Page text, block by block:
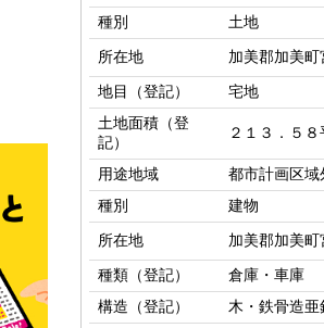
種別
土地
所在地
加美郡加美町
地目（登記）
宅地
土地面積（登
記）
２１３．５
用途地域
都市計画区域
種別
建物
所在地
加美郡加美町
種類（登記）
倉庫・車庫
構造（登記）
木・鉄骨造亜